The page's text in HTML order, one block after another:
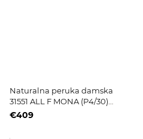
Naturalna peruka damska
31551 ALL F MONA (P4/30)
jasnobrązowe włosy średniej
€409